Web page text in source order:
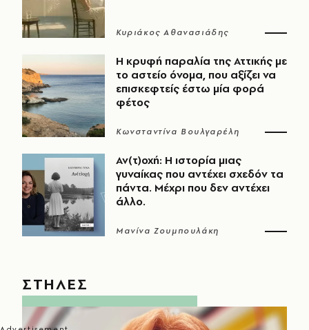
Κυριάκος Αθανασιάδης
Η κρυφή παραλία της Αττικής με
το αστείο όνομα, που αξίζει να
επισκεφτείς έστω μία φορά
φέτος
Κωνσταντίνα Βουλγαρέλη
Αν(τ)οχή: Η ιστορία μιας
γυναίκας που αντέχει σχεδόν τα
πάντα. Μέχρι που δεν αντέχει
άλλο.
Μανίνα Ζουμπουλάκη
ΣΤΗΛΕΣ